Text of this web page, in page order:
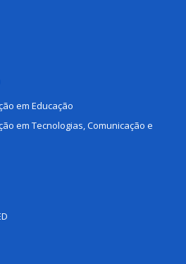
em Educação
em Tecnologias, Comunicação e